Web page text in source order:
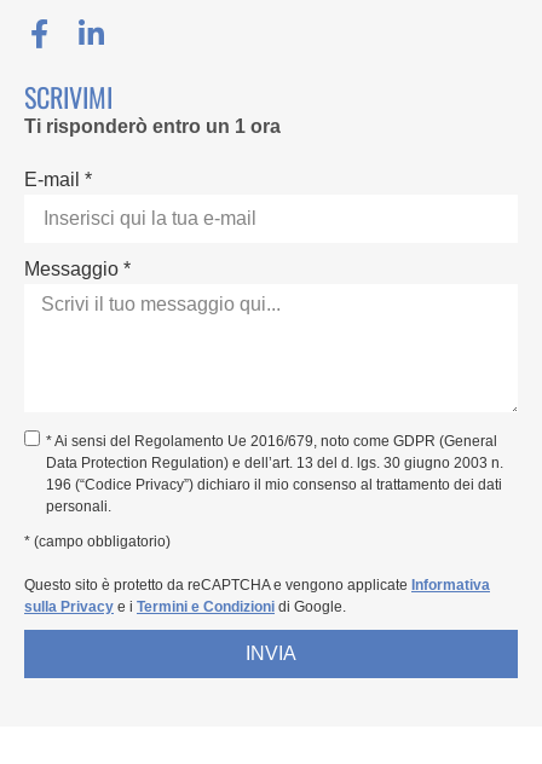
SCRIVIMI
Ti risponderò entro un 1 ora
E-mail *
Messaggio *
* Ai sensi del Regolamento Ue 2016/679, noto come GDPR (General
Data Protection Regulation) e dell’art. 13 del d. lgs. 30 giugno 2003 n.
196 (“Codice Privacy”) dichiaro il mio consenso al trattamento dei dati
personali.
* (campo obbligatorio)
Questo sito è protetto da reCAPTCHA e vengono applicate Informativa
sulla Privacy e i Termini e Condizioni di Google.
INVIA